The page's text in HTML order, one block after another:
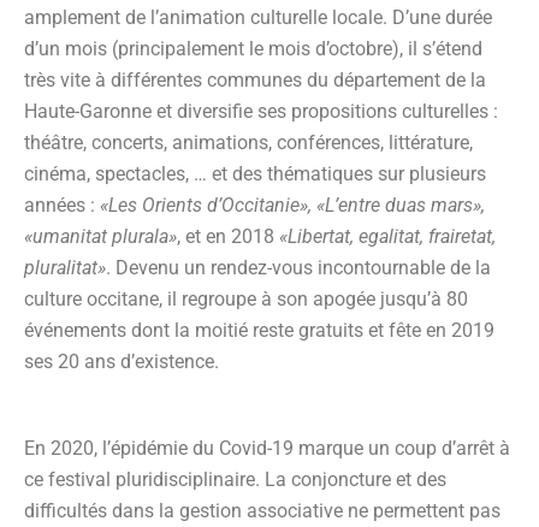
amplement de l’animation culturelle locale. D’une durée
d’un mois (principalement le mois d’octobre), il s’étend
très vite à différentes communes du département de la
Haute-Garonne et diversifie ses propositions culturelles :
théâtre, concerts, animations, conférences, littérature,
cinéma, spectacles, … et des thématiques sur plusieurs
années : «Les Orients d’Occitanie», «L’entre duas mars»,
«umanitat plurala», et en 2018 «Libertat, egalitat, frairetat,
pluralitat». Devenu un rendez-vous incontournable de la
culture occitane, il regroupe à son apogée jusqu’à 80
événements dont la moitié reste gratuits et fête en 2019
ses 20 ans d’existence.
En 2020, l’épidémie du Covid-19 marque un coup d’arrêt à
ce festival pluridisciplinaire. La conjoncture et des
difficultés dans la gestion associative ne permettent pas